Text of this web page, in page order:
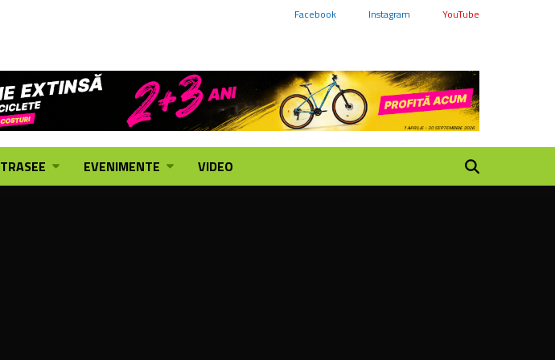
Facebook Instagram YouTube
TRASEE EVENIMENTE VIDEO